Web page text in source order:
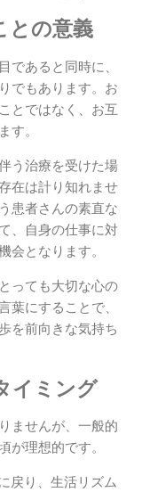
との意義
であると同時に、
でもあります。お
とではなく、お互
す。
う治療を受けた場
在は計り知れませ
患者さんの素直な
、自身の仕事に対
会となります。
っても大切な心の
葉にすることで、
を前向きな気持ち
イミング
ませんが、一般的
が理想的です。
戻り、生活リズム